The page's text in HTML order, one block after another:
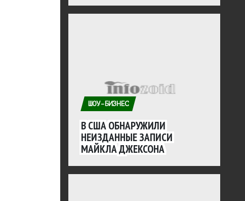
ШОУ-БИЗНЕС
В США ОБНАРУЖИЛИ
НЕИЗДАННЫЕ ЗАПИСИ
МАЙКЛА ДЖЕКСОНА